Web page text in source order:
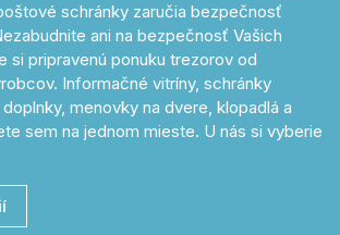
schránky zaručia bezpečnosť
ani na bezpečnosť Vašich
si pripravenú ponuku trezorov od
Informačné vitríny, schránky
menovky na dvere, klopadlá a
sem na jednom mieste. U nás si vyberie